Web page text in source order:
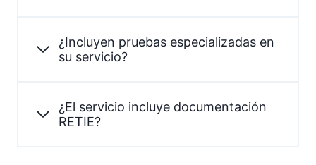
¿Incluyen pruebas especializadas en
su servicio?
¿El servicio incluye documentación
RETIE?